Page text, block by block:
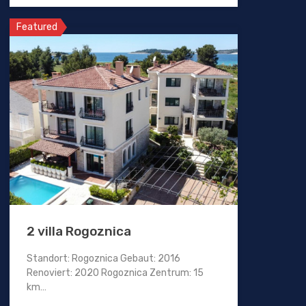
Featured
2 villa Rogoznica
Standort: Rogoznica Gebaut: 2016
Renoviert: 2020 Rogoznica Zentrum: 15
km…